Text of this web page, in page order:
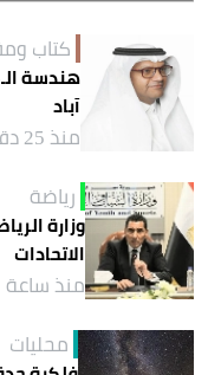
كتاب
هندسة
آباد
منذ 25 دقيقة
رياضة
وزارة
الاتحادات
منذ ساعة
محليات